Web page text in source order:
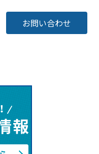
お問い合わせ